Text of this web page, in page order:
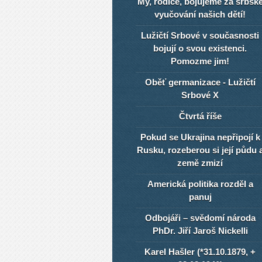
vyučování našich dětí!
Lužičtí Srbové v současnosti
bojují o svou existenci.
Pomozme jim!
Oběť germanizace - Lužičtí
Srbové X
Čtvrtá říše
Pokud se Ukrajina nepřipojí k
Rusku, rozeberou si její půdu
země zmizí
Americká politika rozděl a
panuj
Odbojáři – svědomí národa
PhDr. Jiří Jaroš Nickelli
Karel Hašler (*31.10.1879, +